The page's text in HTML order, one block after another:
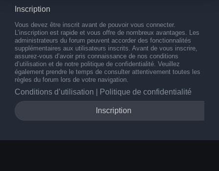
Inscription
Vous devez être inscrit avant de pouvoir vous connecter.
L’inscription est rapide et vous offre de nombreux avantages. Les
administrateurs du forum peuvent accorder des fonctionnalités
supplémentaires aux utilisateurs inscrits. Avant de vous inscrire,
assurez-vous d’avoir pris connaissance de nos conditions
d’utilisation et de notre politique de confidentialité. Veuillez
également prendre le temps de consulter attentivement toutes les
règles du forum lors de votre navigation.
Conditions d’utilisation Politique de confidentialité
Inscription